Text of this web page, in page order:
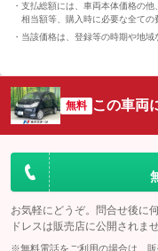
支払総額には、車両本体価格の
相当額等、購入時に必要な全ての
当該価格は、登録等の時期や地域
無料 この車両
お気軽にどうぞ。問合せ後に
ドレスは販売店に公開されませ
※無料電話をご利用の場合は、